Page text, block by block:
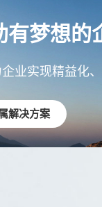
梦想的
业实现精益化
解决方案